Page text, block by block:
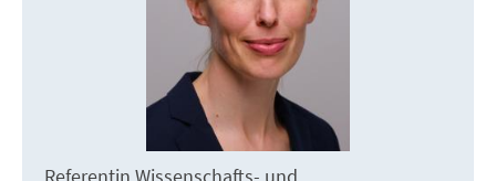
Referentin Wissenschafts- und